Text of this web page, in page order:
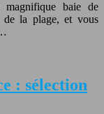
magnifique baie de
la plage, et vous
: sélection